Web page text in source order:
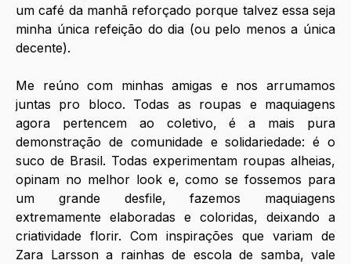
um café da manhã reforçado porque talvez essa seja
minha única refeição do dia (ou pelo menos a única
decente).
Me reúno com minhas amigas e nos arrumamos
juntas pro bloco. Todas as roupas e maquiagens
agora pertencem ao coletivo, é a mais pura
demonstração de comunidade e solidariedade: é o
suco de Brasil. Todas experimentam roupas alheias,
opinam no melhor look e, como se fossemos para
um grande desfile, fazemos maquiagens
extremamente elaboradas e coloridas, deixando a
criatividade florir. Com inspirações que variam de
Zara Larsson a rainhas de escola de samba, vale